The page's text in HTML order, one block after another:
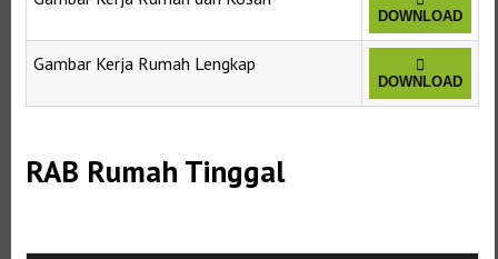
DOWNLOAD
Gambar Kerja Rumah Lengkap
DOWNLOAD
RAB Rumah Tinggal